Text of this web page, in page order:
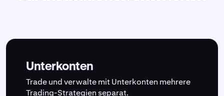
Unterkonten
Trade und verwalte mit Unterkonten mehrere
Trading-Strategien separat.